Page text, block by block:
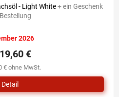
- Light White+ ein Geschenk
2026
€ ohne MwSt.
19,60 €
Detail